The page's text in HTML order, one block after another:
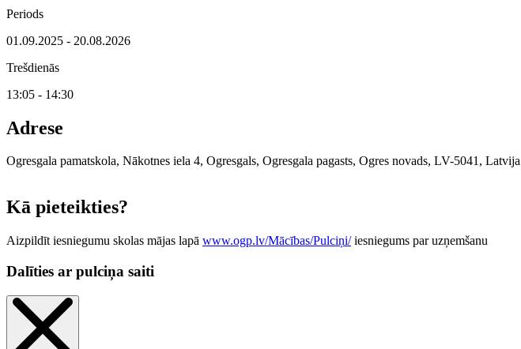
Periods
01.09.2025 - 20.08.2026
Trešdienās
13:05 - 14:30
Adrese
Ogresgala pamatskola, Nākotnes iela 4, Ogresgals, Ogresgala pagasts, Ogres novads, LV-5041, Latvija
+
Kā pieteikties?
Aizpildīt iesniegumu skolas mājas lapā www.ogp.lv/Mācības/Pulciņi/iesniegums par uzņemšanu
Dalīties ar pulciņa saiti